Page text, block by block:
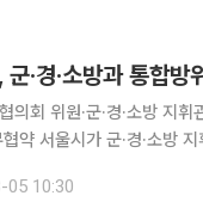
의회 위원·군·경·소방 지
리에서 통합방위 공동대응체계
울시 통합방위회의'를 개
05 10:30